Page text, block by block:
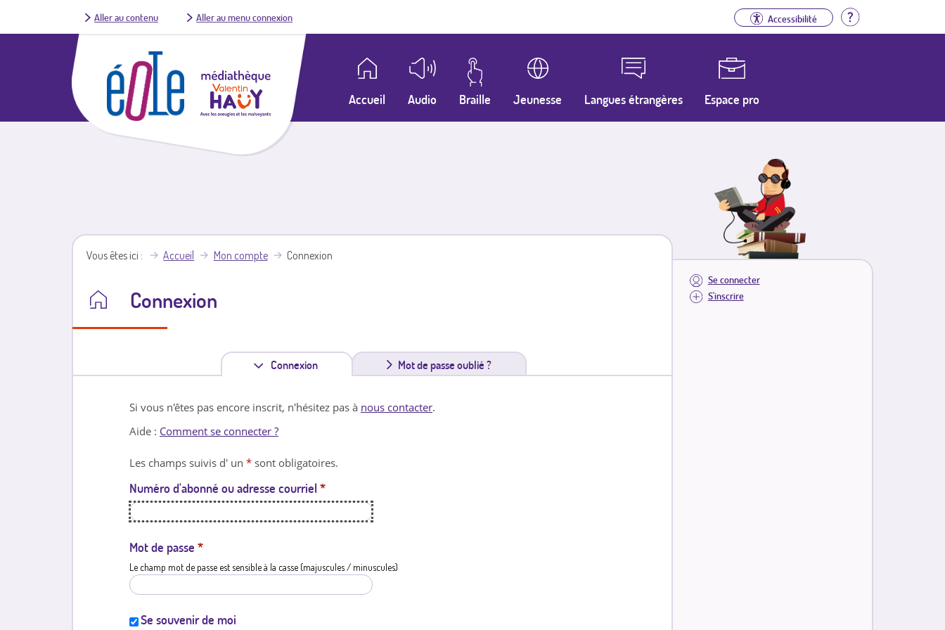
Aller au contenu Aller au menu connexion Accessibilité Aide
Accueil Audio Braille Jeunesse Langues étrangères Espace pro
Se connecter
S'inscrire
Vous êtes ici Accueil Mon compte Connexion
Connexion
Connexion
n
l
e
Mot de passe oublié ?
Si vous n'êtes pas encore inscrit, n'hésitez pas à nous contacter.
Aide : Comment se connecter ?
Les champs suivis d' un * sont obligatoires.
Numéro d'abonné ou adresse courriel *
Mot de passe *
Le champ mot de passe est sensible à la casse (majuscules / minuscules)
Se souvenir de moi